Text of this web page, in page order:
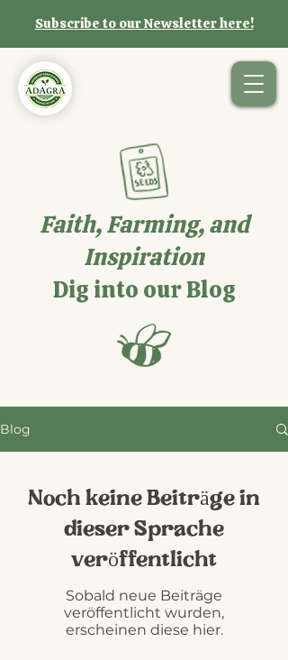
Subscribe to our Newsletter here!
Faith, Farming, and
Inspiration
Dig into our Blog
Blog
Noch keine Beiträge in
dieser Sprache
veröffentlicht
Sobald neue Beiträge
veröffentlicht wurden,
erscheinen diese hier.